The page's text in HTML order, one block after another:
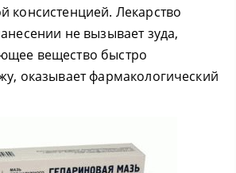
консистенцией. Лекарство
не вызывает зуда,
вещество быстро
оказывает фармакологический